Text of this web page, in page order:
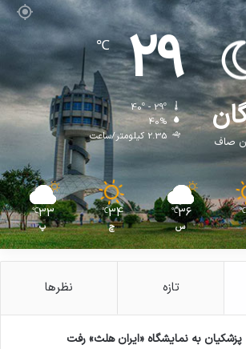
صاف
29
℃
40º - 29º
40%
2.35 کیلومتر/ساعت
℃
36
℃
س
34
℃
چ
33
℃
پ
تازه نظرها
پزشکیان به نمایشگاه «ایران هلث» رفت